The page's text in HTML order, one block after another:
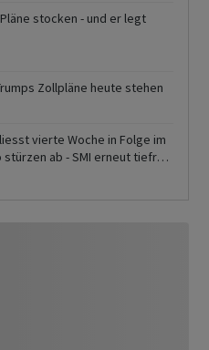
stocken - und er legt
Zollpläne heute stehen
vierte Woche in Folge im
stürzen ab - SMI erneut tiefrot
Drei-Jahres-Hoch